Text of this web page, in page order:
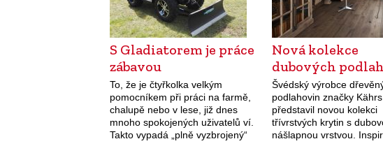
S Gladiatorem je práce
zábavou
To, že je čtyřkolka velkým
pomocníkem při práci na farmě,
chalupě nebo v lese, již dnes
mnoho spokojených uživatelů ví.
Takto vypadá „plně vyzbrojený“
Nová kolekce
dubových podlah
Švédský výrobce
podlahovin značky Kährs
představil novou kolekci
třívrstvých krytin s
nášlapnou vrstvou.